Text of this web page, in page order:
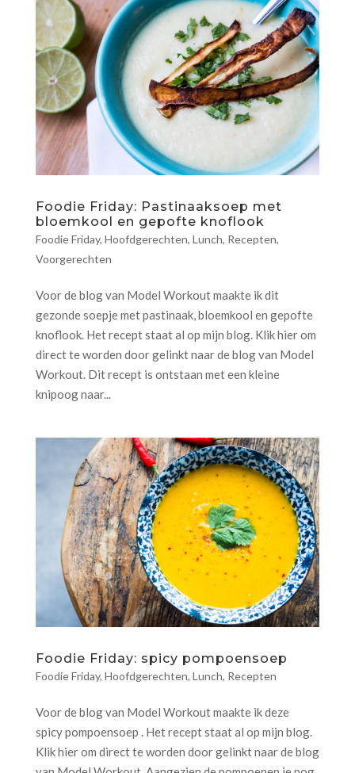
Foodie Friday: Pastinaaksoep met
bloemkool en gepofte knoflook
Foodie Friday, Hoofdgerechten, Lunch, Recepten,
Voorgerechten
Voor de blog van Model Workout maakte ik dit
gezonde soepje met pastinaak, bloemkool en gepofte
knoflook. Het recept staat al op mijn blog. Klik hier om
direct te worden door gelinkt naar de blog van Model
Workout. Dit recept is ontstaan met een kleine
knipoog naar...
Foodie Friday: spicy pompoensoep
Foodie Friday, Hoofdgerechten, Lunch, Recepten
Voor de blog van Model Workout maakte ik deze
spicy pompoensoep . Het recept staat al op mijn blog.
Klik hier om direct te worden door gelinkt naar de blog